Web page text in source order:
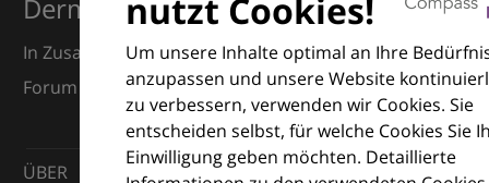
nutzt Cookies!
Um unsere Inhalte optimal an Ihre
anzupassen und unsere Website
zu verbessern, verwenden wir Cookies. Sie
entscheiden selbst, für welche Cookies Sie
Einwilligung geben möchten. Detaillierte
Dermatologie
In Zusammenarbeit mit dem European Dermatology
Forum (EDF) und Euroderm Excellence
ÜBER